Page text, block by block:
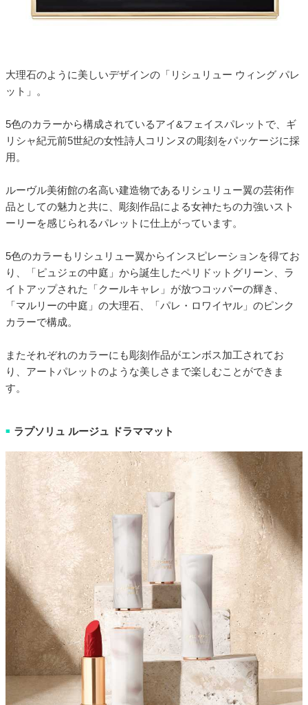
大理石のように美しいデザインの「リシュリュー ウィング パレ
ット」。
5色のカラーから構成されているアイ&フェイスパレットで、ギ
リシャ紀元前5世紀の女性詩人コリンヌの彫刻をパッケージに採
用。
ルーヴル美術館の名高い建造物であるリシュリュー翼の芸術作
品としての魅力と共に、彫刻作品による女神たちの力強いスト
ーリーを感じられるパレットに仕上がっています。
5色のカラーもリシュリュー翼からインスピレーションを得てお
り、「ピュジェの中庭」から誕生したペリドットグリーン、ラ
イトアップされた「クールキャレ」が放つコッパーの輝き、
「マルリーの中庭」の大理石、「パレ・ロワイヤル」のピンク
カラーで構成。
またそれぞれのカラーにも彫刻作品がエンボス加工されてお
り、アートパレットのような美しさまで楽しむことができま
す。
■ ラプソリュ ルージュ ドラママット